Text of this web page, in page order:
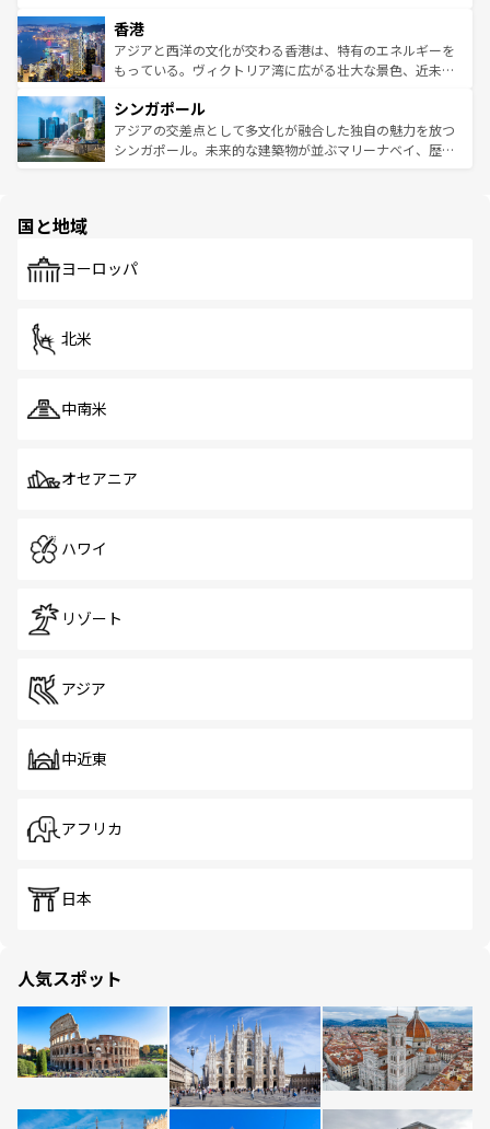
とつ。フォーやバインミー、ベトナムコーヒーなどは、ぜ
ひ現地で味わいたい。どの地域を訪れてもあたたかい人々
が旅行者を迎えてくれるので、きっと忘れられない旅にな
参照してほしい。
の活気が交差している。北部ではチェンマイなどの山岳地
帯で自然と触れ合い、南部ではプーケットやクラビの美し
いビーチでリゾート気分を楽しむことができる。タイ料理
激する。気候は一年中温暖で、どの季節にも異なる楽しみ
が待っている。親しみやすいタイの人々、仏教を中心とし
た文化、そして多様な観光資源が、訪れる旅人を魅了し続
香港
アジアと西洋の文化が交わる香港は、特有のエネルギーを
もっている。ヴィクトリア湾に広がる壮大な景色、近未来
み、どこを訪れても感動するはず。観光スポットが密集し
ており、効率よく見どころを回れるのも魅力。息をのむよ
うな絶景から文化的な体験まで、香港を存分に楽しみ尽く
シンガポール
アジアの交差点として多文化が融合した独自の魅力を放つ
シンガポール。未来的な建築物が並ぶマリーナベイ、歴史
で、ホーカーズは地元の風情を楽しめる外せないスポット
国と地域
ヨーロッパ
北米
中南米
オセアニア
ハワイ
リゾート
アジア
中近東
アフリカ
日本
人気スポット